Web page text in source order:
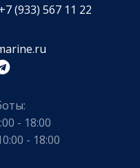
+7 (933) 567 11 22
- 18:00
- 18:00